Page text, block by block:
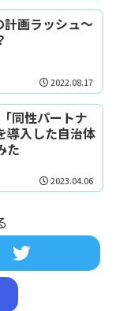
計画ラッシュ～
2022.08.17
同性パートナ
導入した自治体
た
2023.04.06